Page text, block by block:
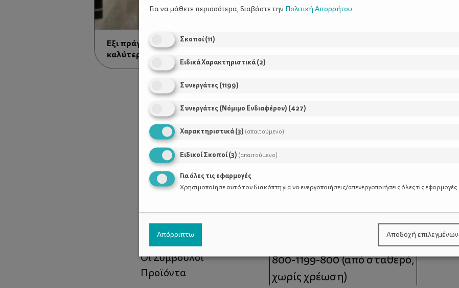
Έξι πράγματα που οι μπαμπάδες κάνουν
καλύτερα
Χρήσιμοι Σύνδεσμοι
Τι είναι το ΔΕΛΤΑ moms
Οι Σύμβουλοι
Προϊόντα
Τηλέφωνο Επικοινωνίας:
800-1199-800(από σταθερό,
χωρίς χρέωση)
Για να μάθετε περισσότερα, διαβάστε την Πολιτική Απορρήτου.
Σκοποί(11)
Ειδικά Χαρακτηριστικά(2)
Συνεργάτες (1199)
Συνεργάτες (Νόμιμο Ενδιαφέρον) (427)
Χαρακτηριστικά(3) (απαιτούμενο)
Ειδικοί Σκοποί(3) (απαιτούμενο)
Για όλες τις εφαρμογές
Χρησιμοποίησε αυτό τον διακόπτη για να ενεργοποιήσεις/απενεργοποιήσεις όλες τις εφαρμογές.
Απόρριπτω Αποδοχή επιλεγμένων